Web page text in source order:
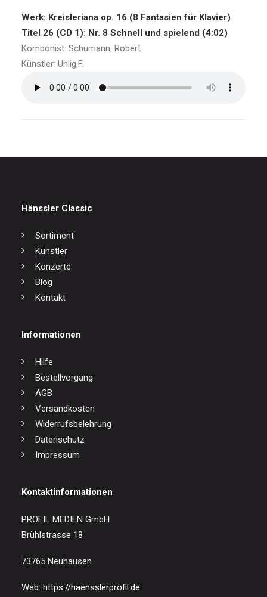
Werk: Kreisleriana op. 16 (8 Fantasien für Klavier)
Titel 26 (CD 1): Nr. 8 Schnell und spielend (4:02)
Komponist: Schumann, Robert
Künstler: Uhlig,F.
Hänssler Classic
Sortiment
Künstler
Konzerte
Blog
Kontakt
Informationen
Hilfe
Bestellvorgang
AGB
Versandkosten
Widerrufsbelehrung
Datenschutz
Impressum
Kontaktinformationen
PROFIL MEDIEN GmbH
Brühlstrasse 18
73765 Neuhausen
Web: https://haensslerprofil.de